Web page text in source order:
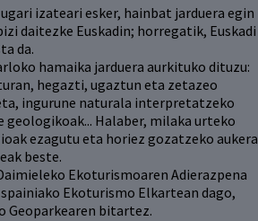
izateari esker, hainbat jarduera egin
daitezke Euskadin; horregatik, Euskadi
da.
hamaika jarduera aurkituko dituzu:
hegazti, ugaztun eta zetazeo
ingurune naturala interpretatzeko
geologikoak... Halaber, milaka urteko
ezagutu eta horiez gozatzeko aukera
beste.
Ekoturismoaren Adierazpena
Ekoturismo Elkartean dago,
Geoparkearen bitartez.